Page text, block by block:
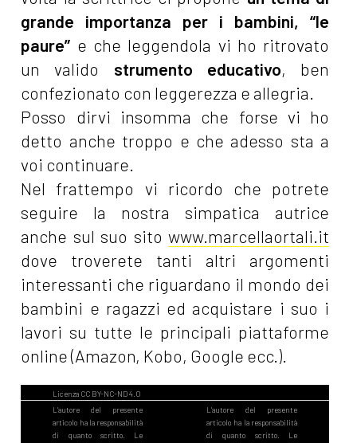
grande importanza per i bambini, “le
paure” e che leggendola vi ho ritrovato
un valido strumento educativo, ben
confezionato con leggerezza e allegria.
Posso dirvi insomma che forse vi ho
detto anche troppo e che adesso sta a
voi continuare.
Nel frattempo vi ricordo che potrete
seguire la nostra simpatica autrice
anche sul suo sitowww.marcellaortali.it
dove troverete tanti altri argomenti
interessanti che riguardano il mondo dei
bambini e ragazzi ed acquistare i suo i
lavori su tutte le principali piattaforme
online (Amazon, Kobo, Google ecc.).